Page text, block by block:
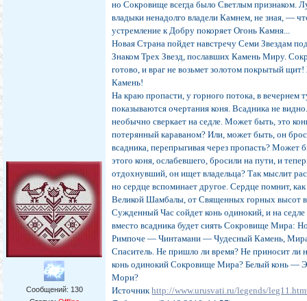
Сообщений: 130
но Сокровище всегда было Светлым признаком.
владыки ненадолго владели Камнем, не зная, —
устремление к Добру покоряет Огонь Камня...
Новая Страна пойдет навстречу Семи Звездам
Знаком Трех Звезд, пославших Камень Миру.
готово, и враг не возьмет золотом покрытый
Камень!
На краю пропасти, у горного потока, в вечернем
показываются очертания коня. Всадника не
необычно сверкает на седле. Может быть, это
потерянный караваном? Или, может быть, он
всадника, перепрыгивая через пропасть? Может
этого коня, ослабевшего, бросили на пути, и
отдохнувший, он ищет владельца? Так мыслит
но сердце вспоминает другое. Сердце помнит,
Великой Шамбалы, от Священных горных высот в
Сужденный Час сойдет конь одинокий, и на седле
вместо всадника будет сиять Сокровище Мира:
Римпоче — Чинтамани — Чудесный Камень,
Спаситель. Не пришло ли время? Не приносит ли
конь одинокий Сокровище Мира? Белый конь —
Мори?
Источникhttp://www.urusvati.ru/legends/